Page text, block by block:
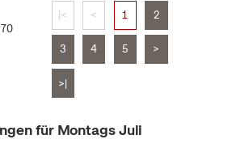
|< < 1 2
3 4 5 >
>|
für Montags Juli